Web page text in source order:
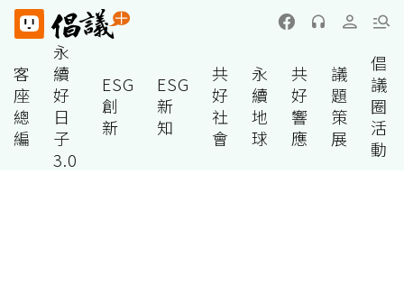
客
座
總
編
永
續
好
日
子
3.0
ESG
創
新
ESG
新
知
共
好
社
會
永
續
地
球
共
好
響
應
議
題
策
展
倡
議
圈
活
動